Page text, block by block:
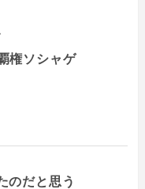
権ソシャゲ
のだと思う